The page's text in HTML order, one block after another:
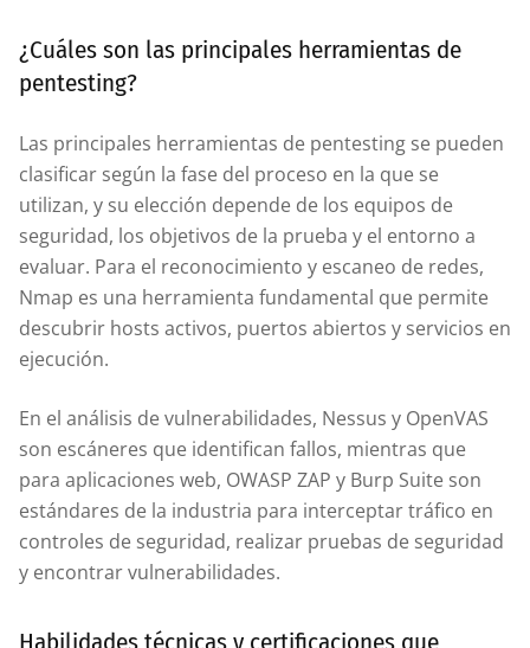
¿Cuáles son las principales herramientas de
pentesting?
Las principales herramientas de pentesting se pueden
clasificar según la fase del proceso en la que se
utilizan, y su elección depende de los equipos de
seguridad, los objetivos de la prueba y el entorno a
evaluar. Para el reconocimiento y escaneo de redes,
Nmap es una herramienta fundamental que permite
descubrir hosts activos, puertos abiertos y servicios en
ejecución.
En el análisis de vulnerabilidades, Nessus y OpenVAS
son escáneres que identifican fallos, mientras que
para aplicaciones web, OWASP ZAP y Burp Suite son
estándares de la industria para interceptar tráfico en
controles de seguridad, realizar pruebas de seguridad
y encontrar vulnerabilidades.